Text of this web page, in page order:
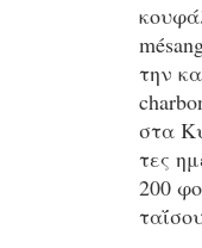
την
στα
τες
200